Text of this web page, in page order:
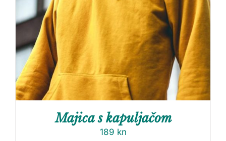
Majica s kapuljačom
189 kn